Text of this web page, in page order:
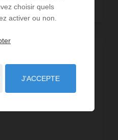
la suite
choisir quels
activer ou non.
J'ACCEPTE